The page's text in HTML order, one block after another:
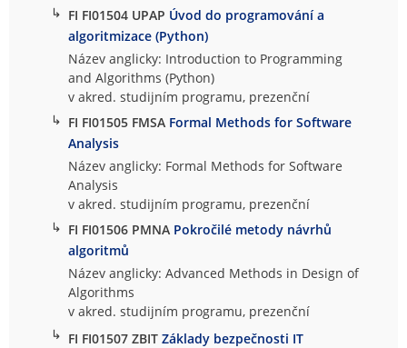
↳ FI FI01504 UPAP Úvod do programování a
algoritmizace (Python)
Název anglicky: Introduction to Programming
and Algorithms (Python)
v akred. studijním programu, prezenční
↳ FI FI01505 FMSA Formal Methods for Software
Analysis
Název anglicky: Formal Methods for Software
Analysis
v akred. studijním programu, prezenční
↳ FI FI01506 PMNA Pokročilé metody návrhů
algoritmů
Název anglicky: Advanced Methods in Design of
Algorithms
v akred. studijním programu, prezenční
↳ FI FI01507 ZBITZáklady bezpečnosti IT